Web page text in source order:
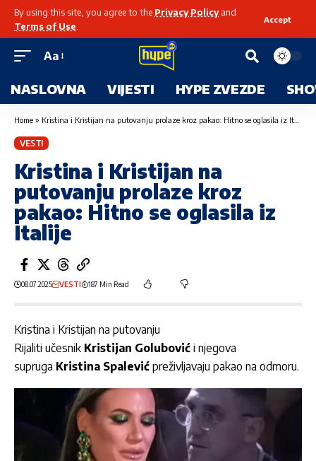
By using this site, you agree to the Privacy Policyand
Terms of Use
Accept
Aa
NASLOVNA VIJESTI HYPE ZVEZDE
Home » Kristina i Kristijan na putovanju prolaze kroz pakao: Hitno se oglasila iz Italije
VESTI
Kristina i Kristijan na
putovanju prolaze kroz
pakao: Hitno se oglasila iz
Italije
08.07.2025 VESTI 187 Min Read
Kristina i Kristijan na putovanju
Rijaliti učesnik Kristijan Golubović i njegova
supruga Kristina Spalević preživljavaju pakao na odmoru.